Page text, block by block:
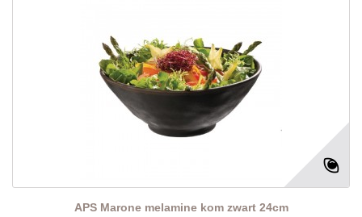
APS Marone melamine kom zwart 24cm